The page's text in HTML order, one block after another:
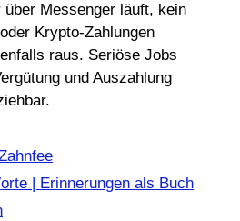
Messenger läuft, kein
Krypto-Zahlungen
raus. Seriöse Jobs
und Auszahlung
| Erinnerungen als Buch